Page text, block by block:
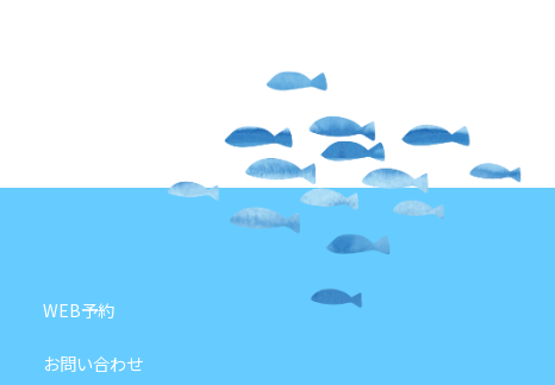
WEB予約
お問い合わせ